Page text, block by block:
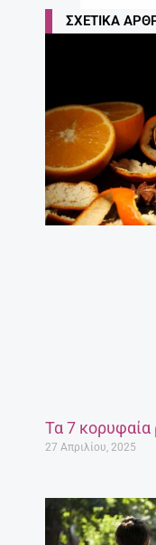
ΣΧΕΤΙΚΆ
Τα 7 κορυφαία
27 Απριλίου, 2025